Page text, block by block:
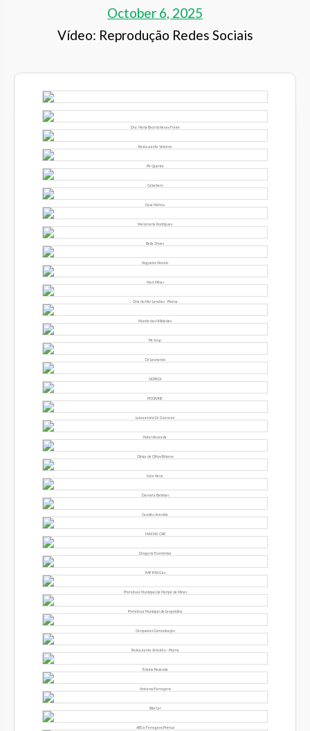
October 6, 2025
Vídeo: Reprodução Redes Sociais
Dra. Maria Beatriz Neves Freire
Restaurante Veleiros
Pé Quente
Calcebem
Casa Mattos
Marcenaria Rodrigues
Bella Shoes
Nogueira Móveis
Mart Minas
Orla do Mar Lanches - Piúma
Mundo das Utilidades
Pit Stop
Dr Leonardo
SICREDI
POCRANE
Laboratório Dr Giovanni
Hotel Alvorada
Clínica de Olhos Briceno
Sol e Neve
Damata Bebidas
Sacolão Avenida
MAX MG CAR
Drogaria Econômica
PAF PAX Gás
Prefeitura Municipal de Maripá de Minas
Prefeitura Municipal de Leopoldina
Cerqueiras Comunicação
Restaurante Arrastão - Piúma
Erlaine Rezende
Universo Ferragens
Bibi Car
ABC e Ferragens Primus